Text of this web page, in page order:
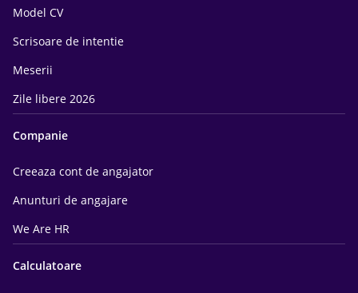
Model CV
Scrisoare de intentie
Meserii
Zile libere 2026
Companie
Creeaza cont de angajator
Anunturi de angajare
We Are HR
Calculatoare